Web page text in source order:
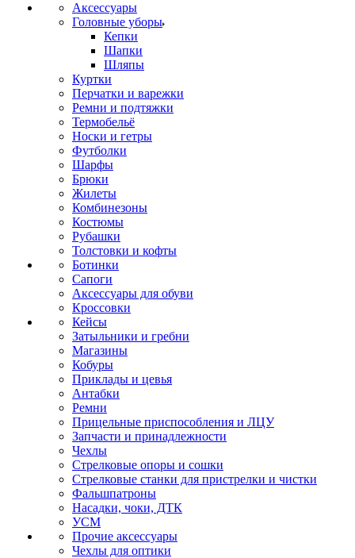
Аксессуары
Головные уборы
Кепки
Шапки
Шляпы
Куртки
Перчатки и варежки
Ремни и подтяжки
Термобельё
Носки и гетры
Футболки
Шарфы
Брюки
Жилеты
Комбинезоны
Костюмы
Рубашки
Толстовки и кофты
Ботинки
Сапоги
Аксессуары для обуви
Кроссовки
Кейсы
Затыльники и гребни
Магазины
Кобуры
Приклады и цевья
Антабки
Ремни
Прицельные приспособления и ЛЦУ
Запчасти и принадлежности
Чехлы
Стрелковые опоры и сошки
Стрелковые станки для пристрелки и чистки
Фальшпатроны
Насадки, чоки, ДТК
УСМ
Прочие аксессуары
Чехлы для оптики